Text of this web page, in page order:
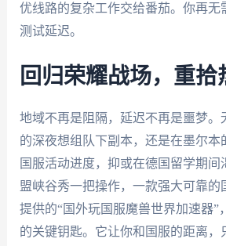
优线路的复杂工作交给番茄。你再无
测试延迟。
回归荣耀战场，重拾
地域不再是阻隔，延迟不再是噩梦。
的深夜想组队下副本，还是在墨尔本
国服活动进度，抑或在德国留学期间
盟峡谷秀一把操作，一款强大可靠的
提供的“国外玩国服魔兽世界加速器”
的关键钥匙。它让你和国服的距离，